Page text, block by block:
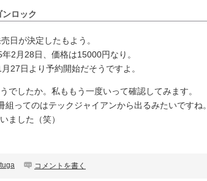
ロック
日が決定したもよう。
2月28日、価格は15000円なり。
月27日より予約開始だそうですよ。
でしたか。私ももう一度いって確認してみます。
ってのはテックジャイアンから出るみたいですね。
ました（笑）
コメントを書く